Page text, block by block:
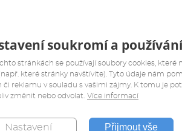
soukromí a
stránkách se používají soubory cookies, které
které stránky navštívíte). Tyto údaje nám
či reklamu v souladu s vašimi zájmy. K tomu je
změnit nebo odvolat. Více informací
Nastavení Přijmout vše